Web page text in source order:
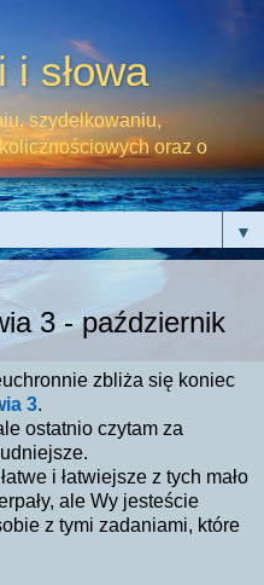
słowa
szydełkowaniu,
oraz o
▼
3 - październik
zbliża się koniec
3.
ostatnio czytam za
i łatwiejsze z tych mało
ale Wy jesteście
z tymi zadaniami, które